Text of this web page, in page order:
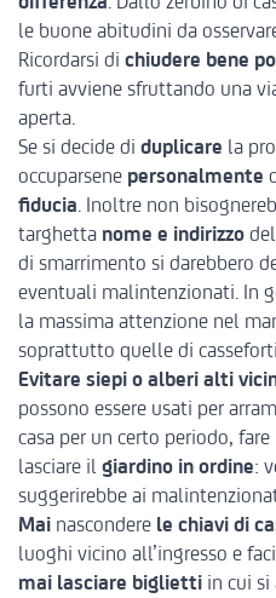
le buone abitudini da
Ricordarsi di chiudere bene
furti avviene sfruttando una
aperta.
Se si decide di duplicare la
occuparsene personalmente
fiducia. Inoltre non
targhetta nome e indirizzo
di smarrimento si darebbero
eventuali malintenzionati. In
la massima attenzione nel
soprattutto quelle di
Evitare siepi o alberi alti
possono essere usati per
casa per un certo periodo,
lasciare il giardino in ordine:
suggerirebbe ai
Mai nascondere le chiavi di
luoghi vicino all’ingresso e
mai lasciare biglietti in cui si